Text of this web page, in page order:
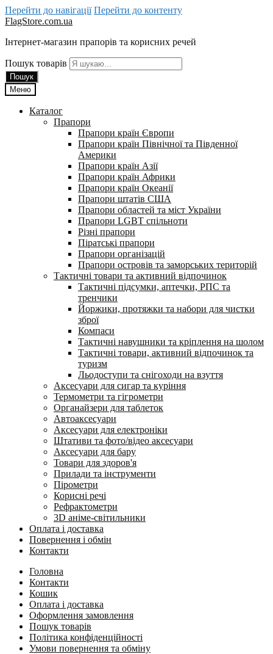
Перейти до навігації Перейти до контенту
FlagStore.com.ua
Інтернет-магазин прапорів та корисних речей
Пошук товарів
Пошук
Меню
Каталог
Прапори
Прапори країн Європи
Прапори країн Північної та Південної
Америки
Прапори країн Азії
Прапори країн Африки
Прапори країн Океанії
Прапори штатів США
Прапори областей та міст України
Прапори LGBT спільноти
Різні прапори
Піратські прапори
Прапори організацій
Прапори островів та заморських територій
Тактичні товари та активний відпочинок
Тактичні підсумки, аптечки, РПС та
тренчики
Йоржики, протяжки та набори для чистки
зброї
Компаси
Тактичні навушники та кріплення на шолом
Тактичні товари, активний відпочинок та
туризм
Льодоступи та снігоходи на взуття
Аксесуари для сигар та куріння
Термометри та гігрометри
Органайзери для таблеток
Автоаксесуари
Аксесуари для електроніки
Штативи та фото/відео аксесуари
Аксесуари для бару
Товари для здоров'я
Прилади та інструменти
Пірометри
Корисні речі
Рефрактометри
3D аніме-світильники
Оплата і доставка
Повернення і обмін
Контакти
Головна
Контакти
Кошик
Оплата і доставка
Оформлення замовлення
Пошук товарів
Політика конфіденційності
Умови повернення та обміну